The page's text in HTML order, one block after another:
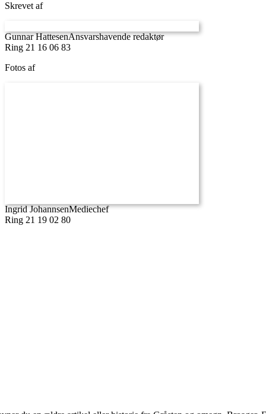
Skrevet af
Gunnar HattesenAnsvarshavende redaktør
Ring 21 16 06 83
Fotos af
Ingrid JohannsenMediechef
Ring 21 19 02 80